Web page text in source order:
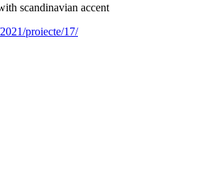
scandinavian accent
proiecte/17/